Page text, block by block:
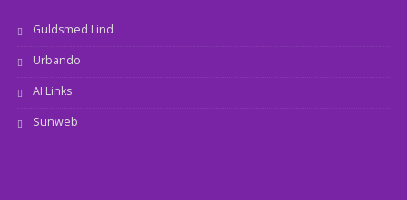
Guldsmed Lind
Urbando
AI Links
Sunweb